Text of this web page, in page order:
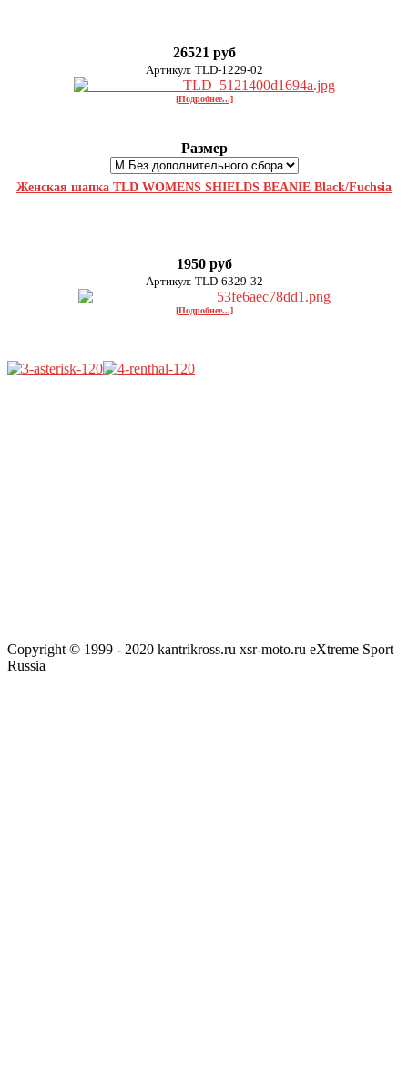
26521 руб
Артикул: TLD-1229-02
[Подробнее...]
Размер
Женская шапка TLD WOMENS SHIELDS BEANIE Black/Fuchsia
1950 руб
Артикул: TLD-6329-32
[Подробнее...]
Copyright © 1999 - 2020 kantrikross.ru xsr-moto.ru eXtreme Sport
Russia